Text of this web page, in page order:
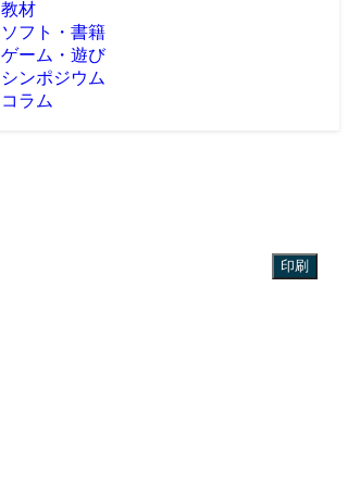
教材
ソフト・書籍
ゲーム・遊び
シンポジウム
コラム
印刷